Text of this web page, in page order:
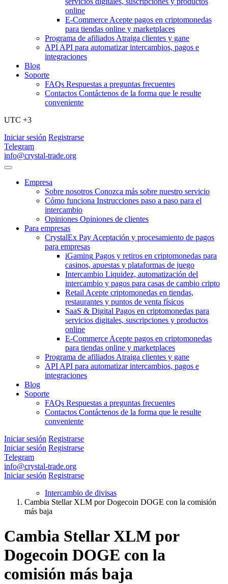
online
E-Commerce Acepte pagos en criptomonedas
para tiendas online y marketplaces
Programa de afiliados Atraiga clientes y gane
API API para automatizar intercambios, pagos e
integraciones
Blog
Soporte
FAQs Respuestas a preguntas frecuentes
Contactos Contáctenos de la forma que le resulte
conveniente
UTC +3
Iniciar sesión Registrarse
Telegram
info@crystal-trade.org
Empresa
Sobre nosotros Conozca más sobre nuestro servicio
Cómo funciona Instrucciones paso a paso para el
intercambio
Opiniones Opiniones de clientes
Para empresas
CrystalEx Pay Aceptación y procesamiento de pagos
para empresas
iGaming Pagos y retiros en criptomonedas para
casinos, apuestas y plataformas de juego
Intercambio Liquidez, automatización del
intercambio y pagos para casas de cambio cripto
Retail Acepte criptomonedas en tiendas,
restaurantes y puntos de venta físicos
SaaS & Digital Pagos en criptomonedas para
servicios digitales, suscripciones y productos
online
E-Commerce Acepte pagos en criptomonedas
para tiendas online y marketplaces
Programa de afiliados Atraiga clientes y gane
API API para automatizar intercambios, pagos e
integraciones
Blog
Soporte
FAQs Respuestas a preguntas frecuentes
Contactos Contáctenos de la forma que le resulte
conveniente
Iniciar sesión Registrarse
Iniciar sesión Registrarse
Telegram
info@crystal-trade.org
Iniciar sesión Registrarse
Intercambio de divisas
Cambia Stellar XLM por Dogecoin DOGE con la comisión
más baja
Cambia Stellar XLM por
Dogecoin DOGE con la
comisión más baja